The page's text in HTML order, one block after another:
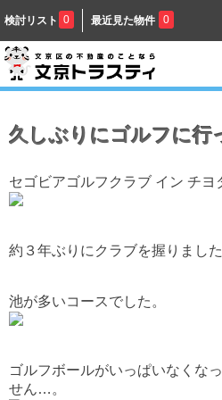
検討リスト 0 最近見た物件 0
久しぶりにゴルフに行
セゴビアゴルフクラブ イン チヨ
約３年ぶりにクラブを握りまし
池が多いコースでした。
ゴルフボールがいっぱいなくな
せん…。